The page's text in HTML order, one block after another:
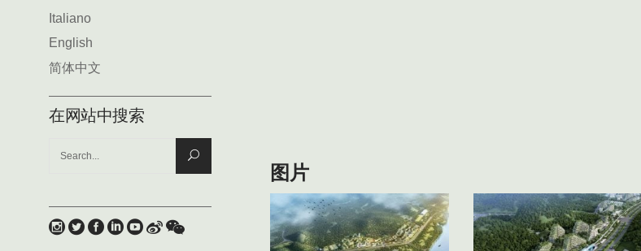
Italiano
English
简体中文
在网站中搜索
Search
图片